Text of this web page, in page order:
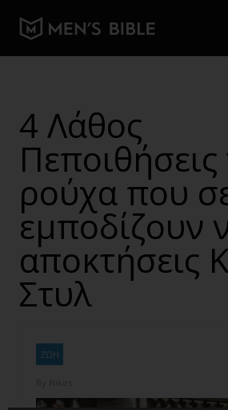
4 Λάθος
Πεποιθήσεις
ρούχα που
εμποδίζουν
αποκτήσεις
Στυλ
ΖΩΗ